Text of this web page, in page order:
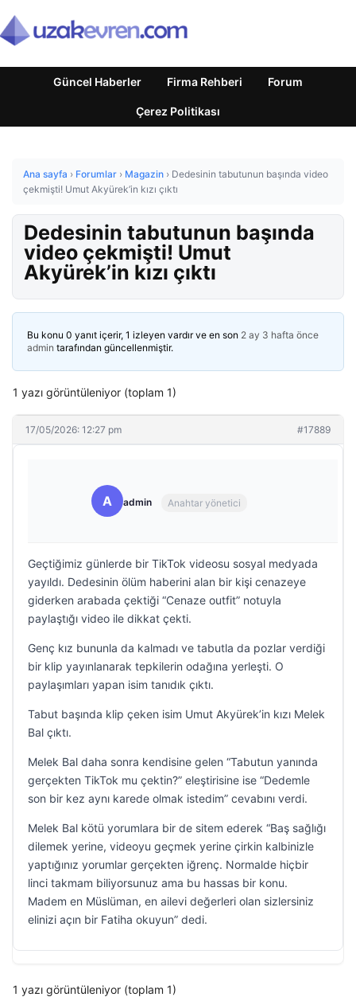
Güncel Haberler Firma Rehberi Forum
Çerez Politikası
Ana sayfa › Forumlar › Magazin › Dedesinin tabutunun başında video
çekmişti! Umut Akyürek’in kızı çıktı
Dedesinin tabutunun başında
video çekmişti! Umut
Akyürek’in kızı çıktı
Bu konu 0 yanıt içerir, 1 izleyen vardır ve en son 2 ay 3 hafta önce
admin tarafından güncellenmiştir.
1 yazı görüntüleniyor (toplam 1)
17/05/2026: 12:27 pm #17889
A admin Anahtar yönetici
Geçtiğimiz günlerde bir TikTok videosu sosyal medyada
yayıldı. Dedesinin ölüm haberini alan bir kişi cenazeye
giderken arabada çektiği “Cenaze outfit” notuyla
paylaştığı video ile dikkat çekti.
Genç kız bununla da kalmadı ve tabutla da pozlar verdiği
bir klip yayınlanarak tepkilerin odağına yerleşti. O
paylaşımları yapan isim tanıdık çıktı.
Tabut başında klip çeken isim Umut Akyürek’in kızı Melek
Bal çıktı.
Melek Bal daha sonra kendisine gelen “Tabutun yanında
gerçekten TikTok mu çektin?” eleştirisine ise “Dedemle
son bir kez aynı karede olmak istedim” cevabını verdi.
Melek Bal kötü yorumlara bir de sitem ederek “Baş sağlığı
dilemek yerine, videoyu geçmek yerine çirkin kalbinizle
yaptığınız yorumlar gerçekten iğrenç. Normalde hiçbir
linci takmam biliyorsunuz ama bu hassas bir konu.
Madem en Müslüman, en ailevi değerleri olan sizlersiniz
elinizi açın bir Fatiha okuyun” dedi.
1 yazı görüntüleniyor (toplam 1)